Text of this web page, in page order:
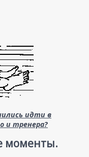
идти в
и тренера?
моменты.